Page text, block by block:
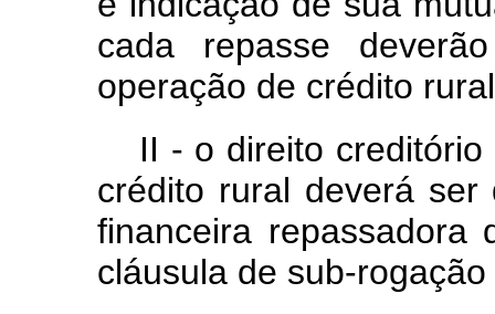
cada repasse
operação de crédito
II - o direito
crédito rural deverá
financeira
cláusula de sub-